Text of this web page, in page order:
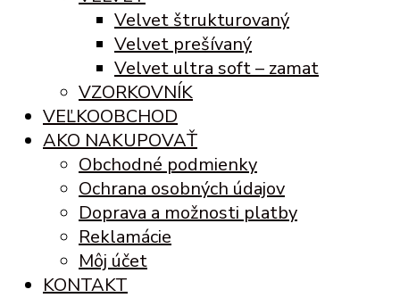
Velvet štrukturovaný
Velvet prešívaný
Velvet ultra soft – zamat
VZORKOVNÍK
VEĽKOOBCHOD
AKO NAKUPOVAŤ
Obchodné podmienky
Ochrana osobných údajov
Doprava a možnosti platby
Reklamácie
Môj účet
KONTAKT